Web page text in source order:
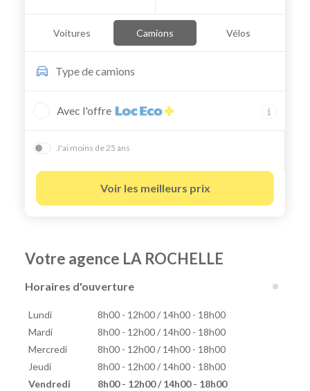
Voitures Camions Vélos
Type decamions
Avec l'offre
J'ai moins de 25 ans
Voir les meilleurs prix
Votre agence LA ROCHELLE
Horaires d'ouverture
Lundi
8h00 - 12h00 / 14h00 - 18h00
Mardi
8h00 - 12h00 / 14h00 - 18h00
Mercredi
8h00 - 12h00 / 14h00 - 18h00
Jeudi
8h00 - 12h00 / 14h00 - 18h00
Vendredi
8h00 - 12h00 / 14h00 - 18h00